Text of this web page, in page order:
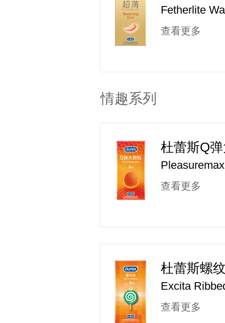
Fetherlite
查看更多
情趣系列
杜蕾斯Q
查看更多
杜蕾斯螺
Excita
查看更多